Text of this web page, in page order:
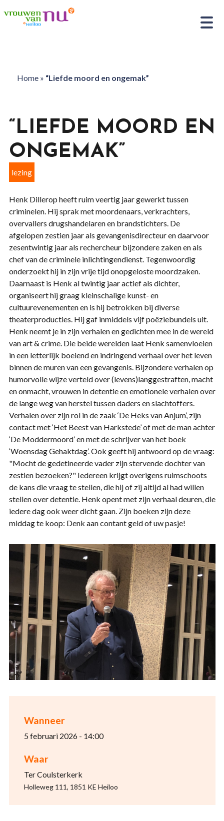
Home» “Liefde moord en ongemak”
Wanneer
5 februari 2026 - 14:00
Waar
Ter Coulsterkerk
Holleweg 111, 1851 KE Heiloo
“LIEFDE MOORD EN
ONGEMAK”
lezing
Henk Dillerop heeft ruim veertig jaar gewerkt tussen
criminelen. Hij sprak met moordenaars, verkrachters,
overvallers drugshandelaren en brandstichters. De
afgelopen zestien jaar als gevangenisdirecteur en daarvoor
zesentwintig jaar als rechercheur bijzondere zaken en als
chef van de criminele inlichtingendienst. Tegenwoordig
onderzoekt hij in zijn vrije tijd onopgeloste moordzaken.
Daarnaast is Henk al twintig jaar actief als dichter,
organiseert hij graag kleinschalige kunst- en
cultuurevenementen en is hij betrokken bij diverse
theaterproducties. Hij gaf inmiddels vijf poëziebundels uit.
Henk neemt je in zijn verhalen en gedichten mee in de wereld
van art & crime. Die beide werelden laat Henk samenvloeien
in een letterlijk boeiend en indringend verhaal over het leven
binnen de muren van een gevangenis. Bijzondere verhalen op
humorvolle wijze verteld over (levens)langgestraften, macht
en onmacht, vrouwen in detentie en emotionele verhalen over
de lange weg van herstel tussen daders en slachtoffers.
Verhalen over zijn rol in de zaak ‘De Heks van Anjum’, zijn
contact met ‘Het Beest van Harkstede’ of met de man achter
‘De Moddermoord’ en met de schrijver van het boek
‘Woensdag Gehaktdag’. Ook geeft hij antwoord op de vraag:
"Mocht de gedetineerde vader zijn stervende dochter van
zestien bezoeken?" Iedereen krijgt overigens ruimschoots
de kans die vraag te stellen, die hij of zij altijd al had willen
stellen over detentie. Henk opent met zijn verhaal deuren, die
iedere dag ook weer dicht gaan. Zijn boeken zijn deze
middag te koop: Denk aan contant geld of uw pasje!